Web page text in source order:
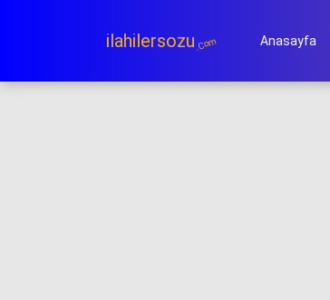
ilahilersozu.Com Anasayfa